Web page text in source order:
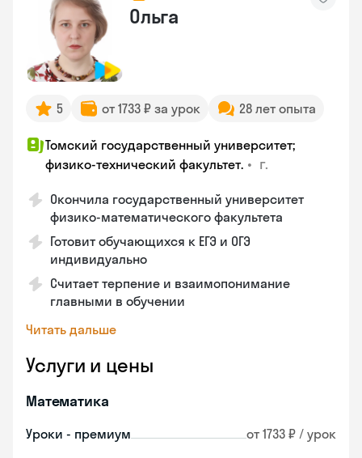
Ольга
5 от 1733 ₽ за урок 28 лет опыта
Томский государственный университет;
физико-технический факультет. • г.
Окончила государственный университет
физико-математического факультета
Готовит обучающихся к ЕГЭ и ОГЭ
индивидуально
Считает терпение и взаимопонимание
главными в обучении
Читать дальше
Услуги и цены
Математика
Уроки - премиум от 1733 ₽ / урок